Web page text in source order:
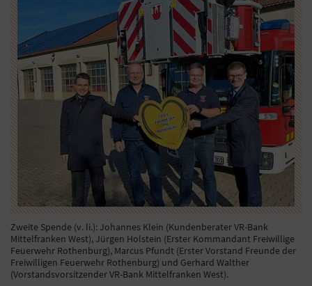
Zweite Spende (v. li.): Johannes Klein (Kundenberater VR-Bank
Mittelfranken West), Jürgen Holstein (Erster Kommandant Freiwillige
Feuerwehr Rothenburg), Marcus Pfundt (Erster Vorstand Freunde der
Freiwilligen Feuerwehr Rothenburg) und Gerhard Walther
(Vorstandsvorsitzender VR-Bank Mittelfranken West).